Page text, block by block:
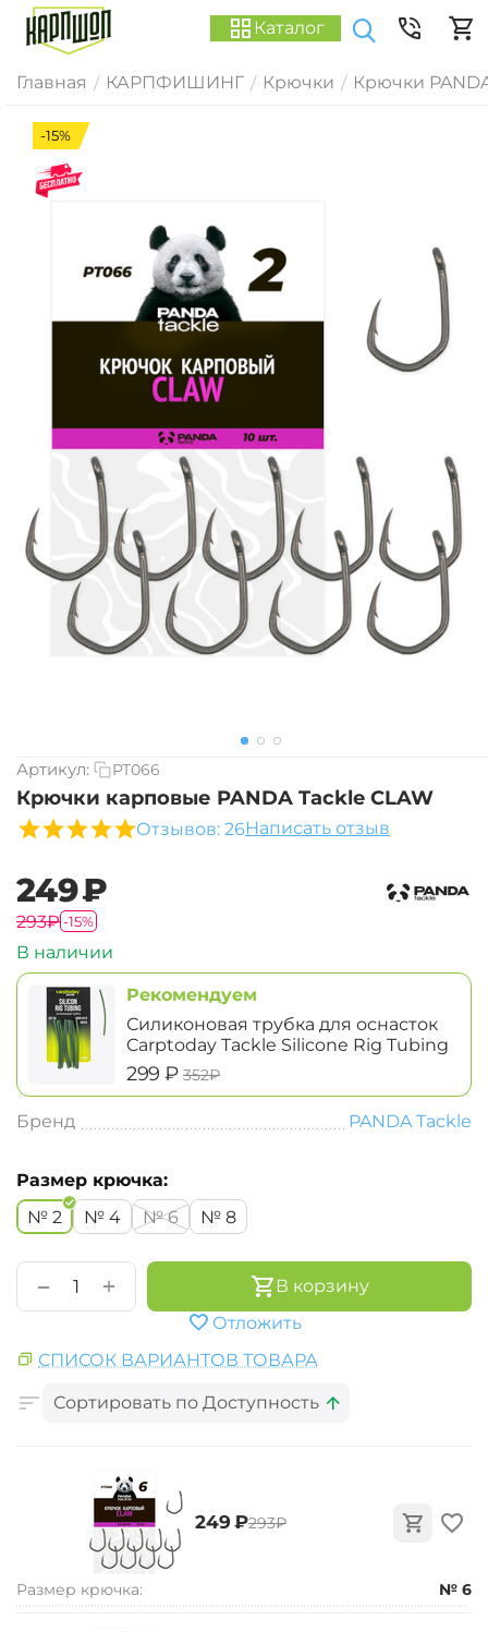
Каталог
Главная / КАРПФИШИНГ / Крючки / Крючки
-15%
Артикул: PT066
Крючки карповые PANDA Tackle CLAW
Отзывов: 26Написать отзыв
‍249‍₽
‍293‍₽-15%
В наличии
Рекомендуем
Силиконовая трубка для оснасток
Carptoday Tackle Silicone Rig Tubing
‍299‍ ₽ ‍352‍₽
Бренд PANDA Tackle
Размер крючка:
№ 2
№ 4 № 6 № 8
+
−
В корзину
Отложить
СПИСОК ВАРИАНТОВ ТОВАРА
Сортировать по Доступность
‍249‍ ₽‍293‍₽
Размер крючка: № 6